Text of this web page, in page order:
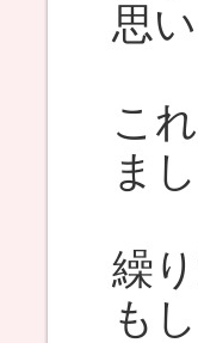
思
こ
ま
繰
も